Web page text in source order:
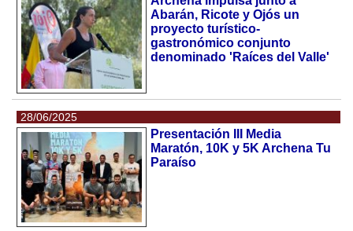
Abarán, Ricote y Ojós un
proyecto turístico-
gastronómico conjunto
denominado 'Raíces del Valle'
28/06/2025
Presentación III Media
Maratón, 10K y 5K Archena Tu
Paraíso